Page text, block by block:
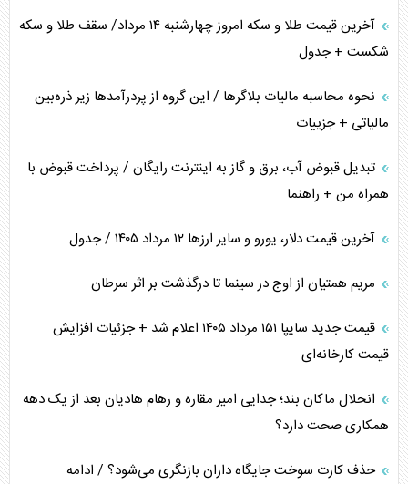
آخرین قیمت طلا و سکه امروز چهارشنبه ۱۴ مرداد/ سقف طلا و سکه
شکست + جدول
نحوه محاسبه مالیات بلاگر‌ها / این گروه از پردرآمد‌ها زیر ذره‌بین
مالیاتی + جزییات
تبدیل قبوض آب، برق و گاز به اینترنت رایگان / پرداخت قبوض با
همراه من + راهنما
آخرین قیمت دلار، یورو و سایر ارز‌ها ۱۲ مرداد ۱۴۰۵ / جدول
مریم همتیان از اوج در سینما تا درگذشت بر اثر سرطان
قیمت جدید سایپا ۱۵۱ مرداد ۱۴۰۵ اعلام شد + جزئیات افزایش
قیمت کارخانه‌ای
انحلال ماکان بند؛ جدایی امیر مقاره و رهام هادیان بعد از یک دهه
همکاری صحت دارد؟
حذف کارت سوخت جایگاه داران بازنگری می‌شود؟ / ادامه